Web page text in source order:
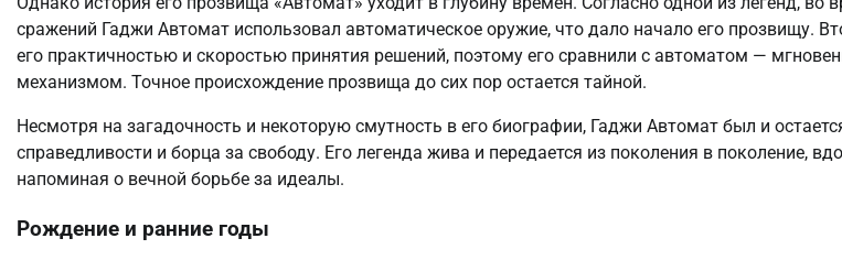
сражений Гаджи Автомат использовал автоматическое оружие, что дало начало его прозвищу.
его практичностью и скоростью принятия решений, поэтому его сравнили с автоматом —
механизмом. Точное происхождение прозвища до сих пор остается тайной.
Несмотря на загадочность и некоторую смутность в его биографии, Гаджи Автомат был и
справедливости и борца за свободу. Его легенда жива и передается из поколения в поколение,
напоминая о вечной борьбе за идеалы.
Рождение и ранние годы